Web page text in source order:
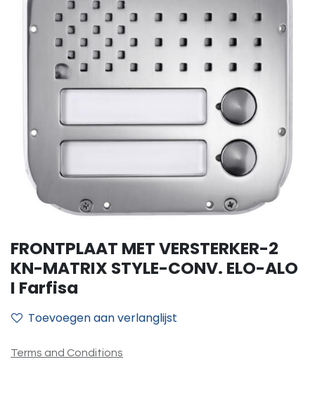
FRONTPLAAT MET VERSTERKER-2
KN-MATRIX STYLE-CONV. ELO-ALO
I Farfisa
Toevoegen aan verlanglijst
Terms and Conditions